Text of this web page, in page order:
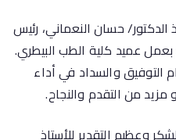
الدكتور/ حسان النعماني، رئيس
بعمل عميد كلية الطب البيطري.
التوفيق والسداد في أداء
من التقدم والنجاح.
وعظيم التقدير للأستاذ